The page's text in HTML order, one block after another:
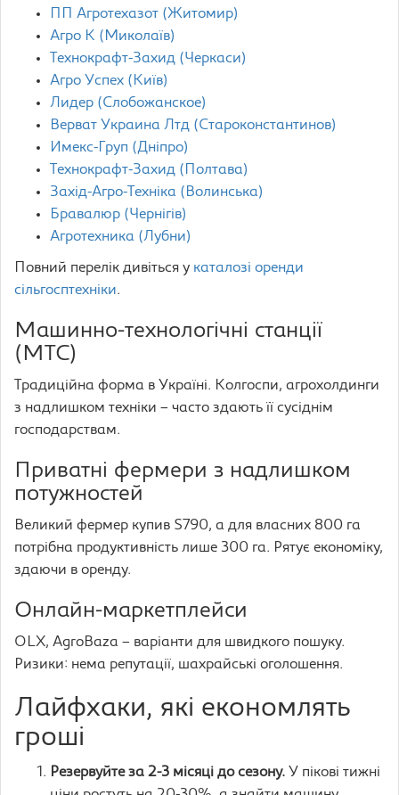
ПП Агротехазот (Житомир)
Агро К (Миколаїв)
Технокрафт-Захид (Черкаси)
Агро Успех (Київ)
Лидер (Слобожанское)
Верват Украина Лтд (Староконстантинов)
Имекс-Груп (Дніпро)
Технокрафт-Захид (Полтава)
Захід-Агро-Техніка (Волинська)
Бравалюр (Чернігів)
Агротехника (Лубни)
Повний перелік дивіться у каталозі оренди
сільгосптехніки.
Машинно-технологічні станції
(МТС)
Традиційна форма в Україні. Колгоспи, агрохолдинги
з надлишком техніки – часто здають її сусіднім
господарствам.
Приватні фермери з надлишком
потужностей
Великий фермер купив S790, а для власних 800 га
потрібна продуктивність лише 300 га. Рятує економіку,
здаючи в оренду.
Онлайн-маркетплейси
OLX, AgroBaza – варіанти для швидкого пошуку.
Ризики: нема репутації, шахрайські оголошення.
Лайфхаки, які економлять
гроші
Резервуйте за 2-3 місяці до сезону. У пікові тижні